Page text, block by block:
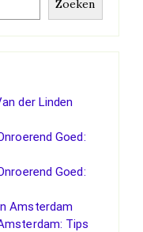
Zoeken
der Linden
Goed:
Goed:
Amsterdam
Tips